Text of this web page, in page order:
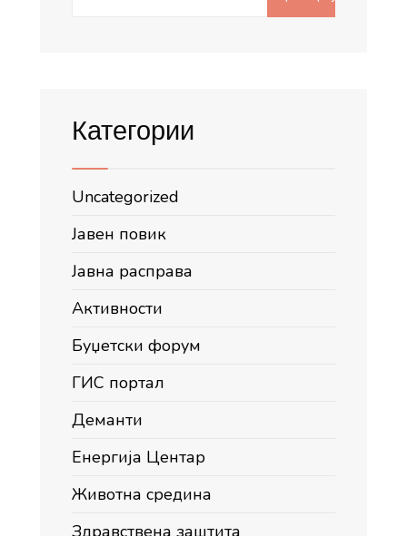
Категории
Uncategorized
Јавен повик
Јавна расправа
Активности
Буџетски форум
ГИС портал
Деманти
Енергија Центар
Животна средина